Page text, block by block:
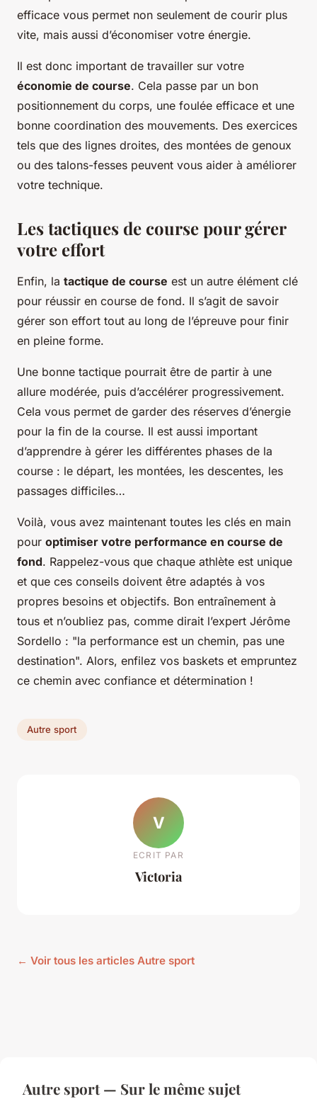
efficace vous permet non seulement de courir plus
vite, mais aussi d’économiser votre énergie.
Il est donc important de travailler sur votre
économie de course. Cela passe par un bon
positionnement du corps, une foulée efficace et une
bonne coordination des mouvements. Des exercices
tels que des lignes droites, des montées de genoux
ou des talons-fesses peuvent vous aider à améliorer
votre technique.
Les tactiques de course pour gérer
votre effort
Enfin, la tactique de course est un autre élément clé
pour réussir en course de fond. Il s’agit de savoir
gérer son effort tout au long de l’épreuve pour finir
en pleine forme.
Une bonne tactique pourrait être de partir à une
allure modérée, puis d’accélérer progressivement.
Cela vous permet de garder des réserves d’énergie
pour la fin de la course. Il est aussi important
d’apprendre à gérer les différentes phases de la
course : le départ, les montées, les descentes, les
passages difficiles…
Voilà, vous avez maintenant toutes les clés en main
pour optimiser votre performance en course de
fond. Rappelez-vous que chaque athlète est unique
et que ces conseils doivent être adaptés à vos
propres besoins et objectifs. Bon entraînement à
tous et n’oubliez pas, comme dirait l’expert Jérôme
Sordello : "la performance est un chemin, pas une
destination". Alors, enfilez vos baskets et empruntez
ce chemin avec confiance et détermination !
Autre sport
V
ECRIT PAR
Victoria
← Voir tous les articles Autre sport
Autre sport — Sur le même sujet